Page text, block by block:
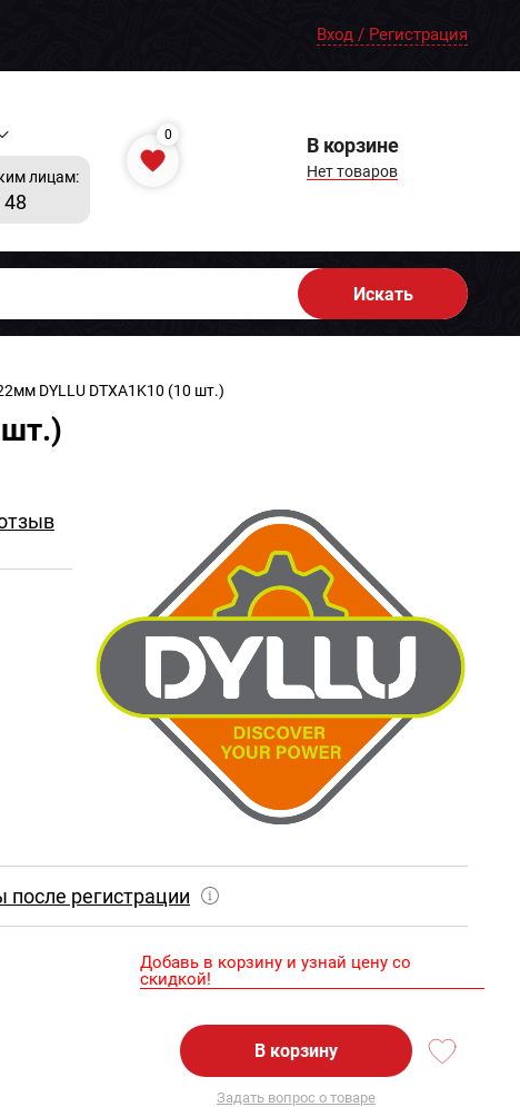
Вход / Регистрация
лицам:
0 В корзине
Нет товаров
Искать
DYLLU DTXA1K10 (10 шт.)
после регистрации
Добавь в корзину и узнай цену со
скидкой!
В корзину
Задать вопрос о товаре